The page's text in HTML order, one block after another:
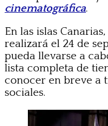
cinematográfica.
En las islas
realizará el 24 de
pueda llevarse a
lista completa de
conocer en breve a
sociales.